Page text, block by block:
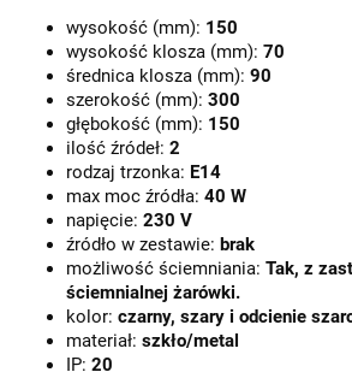
wysokość (mm): 150
wysokość klosza (mm): 70
średnica klosza (mm): 90
szerokość (mm): 300
głębokość (mm): 150
ilość źródeł: 2
rodzaj trzonka: E14
max moc źródła: 40 W
napięcie: 230 V
źródło w zestawie: brak
możliwość ściemniania: Tak, z
ściemnialnej żarówki.
kolor: czarny, szary i odcienie
materiał: szkło/metal
IP: 20